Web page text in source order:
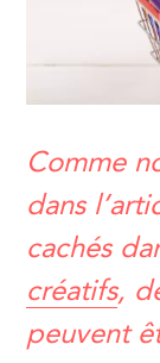
Comme
dans
cachés
créatifs,
peuvent